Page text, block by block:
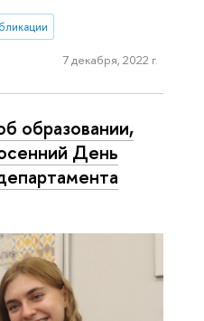
7 декабря, 2022 г.
образовании,
День